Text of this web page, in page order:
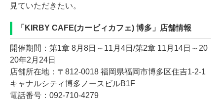
見ていただきたい。
「KIRBY CAFE(カービィカフェ) 博多」店舗情報
開催期間：第1章 8月8日～11月4日/第2章 11月14日～20
20年2月24日
店舗所在地：〒812-0018 福岡県福岡市博多区住吉1-2-1
キャナルシティ博多ノースビルB1F
電話番号：092-710-4279